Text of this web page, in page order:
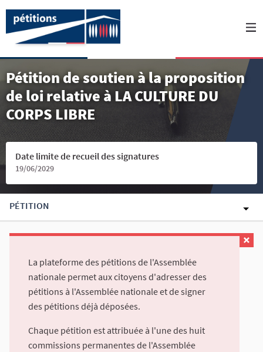
Pétition de soutien à la proposition
de loi relative à LA CULTURE DU
CORPS LIBRE
Date limite de recueil des signatures
19/06/2029
PÉTITION
La plateforme des pétitions de l'Assemblée
nationale permet aux citoyens d'adresser des
pétitions à l'Assemblée nationale et de signer
des pétitions déjà déposées.
Chaque pétition est attribuée à l'une des huit
commissions permanentes de l'Assemblée